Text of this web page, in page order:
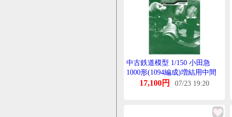
中古鉄道模型 1/150 小田急
1000形(1094編成)増結用中間
車6両せっと(動力無し)
17,100円 07/23 19:20